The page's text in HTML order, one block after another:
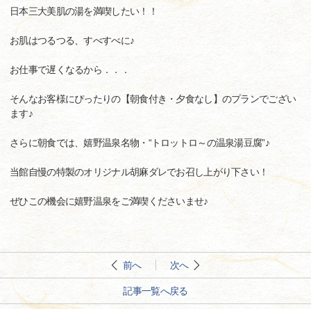
日本三大美肌の湯を満喫したい！！
お肌はつるつる、すべすべに♪
お仕事で遅くなるから．．．
そんなお客様にぴったりの【朝食付き・夕食なし】のプランでござい
ます♪
さらに朝食では、嬉野温泉名物・“トロットロ～の温泉湯豆腐”♪
当館自慢の特製のオリジナル胡麻ダレでお召し上がり下さい！
ぜひこの機会に嬉野温泉をご満喫くださいませ♪
前へ 次へ
記事一覧へ戻る